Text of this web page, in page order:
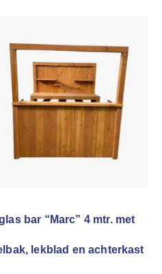
bar “Marc” 4 mtr. met
lekblad en achterkast